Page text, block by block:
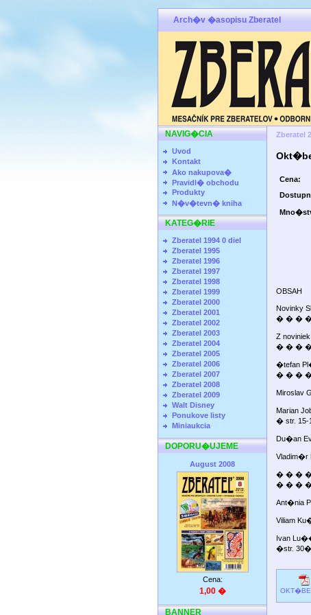
Arch�v �asopisu Zberatel
NAVIG�CIA
Uvod
Kontakt
Ako nakupova�
Pravidl� obchodu
Produkty
N�v�tevn� kniha
KATEG�RIE
Zberatel 1994 0 diel
Zberatel 1995
Zberatel 1996
Zberatel 1997
Zberatel 1998
Zberatel 1999
Zberatel 2000
Zberatel 2001
Zberatel 2002
Zberatel 2003
Zberatel 2004
Zberatel 2005
Zberatel 2006
Zberatel 2007
Zberatel 2008
Zberatel 2009
Walt Disney
Ponukove listy
Miniaukcia
DOPORU�UJEME
August 2008
Cena:
1,00 �
BANNER
Zberatel
Cena:
OBSAH
� � � �
Z
� � � �
�tefan
� � � �
Miroslav
Marian
� str.
Du�an
Vladim�r
� � � �
� � � �
Ant�nia
Viliam
Ivan
�str. 30�